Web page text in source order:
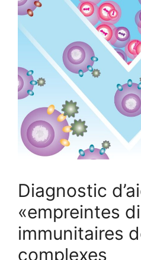
Diagnostic
«empreintes
immunitaires
complexes